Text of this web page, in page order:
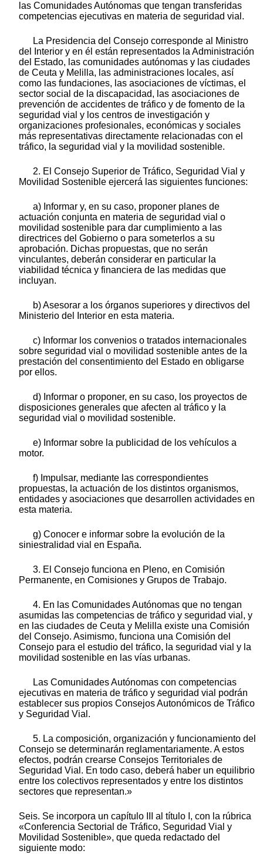
las Comunidades Autónomas que tengan transferidas
competencias ejecutivas en materia de seguridad vial.
La Presidencia del Consejo corresponde al Ministro
del Interior y en él están representados la Administración
del Estado, las comunidades autónomas y las ciudades
de Ceuta y Melilla, las administraciones locales, así
como las fundaciones, las asociaciones de víctimas, el
sector social de la discapacidad, las asociaciones de
prevención de accidentes de tráfico y de fomento de la
seguridad vial y los centros de investigación y
organizaciones profesionales, económicas y sociales
más representativas directamente relacionadas con el
tráfico, la seguridad vial y la movilidad sostenible.
2. El Consejo Superior de Tráfico, Seguridad Vial y
Movilidad Sostenible ejercerá las siguientes funciones:
a) Informar y, en su caso, proponer planes de
actuación conjunta en materia de seguridad vial o
movilidad sostenible para dar cumplimiento a las
directrices del Gobierno o para someterlos a su
aprobación. Dichas propuestas, que no serán
vinculantes, deberán considerar en particular la
viabilidad técnica y financiera de las medidas que
incluyan.
b) Asesorar a los órganos superiores y directivos del
Ministerio del Interior en esta materia.
c) Informar los convenios o tratados internacionales
sobre seguridad vial o movilidad sostenible antes de la
prestación del consentimiento del Estado en obligarse
por ellos.
d) Informar o proponer, en su caso, los proyectos de
disposiciones generales que afecten al tráfico y la
seguridad vial o movilidad sostenible.
e) Informar sobre la publicidad de los vehículos a
motor.
f) Impulsar, mediante las correspondientes
propuestas, la actuación de los distintos organismos,
entidades y asociaciones que desarrollen actividades en
esta materia.
g) Conocer e informar sobre la evolución de la
siniestralidad vial en España.
3. El Consejo funciona en Pleno, en Comisión
Permanente, en Comisiones y Grupos de Trabajo.
4. En las Comunidades Autónomas que no tengan
asumidas las competencias de tráfico y seguridad vial, y
en las ciudades de Ceuta y Melilla existe una Comisión
del Consejo. Asimismo, funciona una Comisión del
Consejo para el estudio del tráfico, la seguridad vial y la
movilidad sostenible en las vías urbanas.
Las Comunidades Autónomas con competencias
ejecutivas en materia de tráfico y seguridad vial podrán
establecer sus propios Consejos Autonómicos de Tráfico
y Seguridad Vial.
5. La composición, organización y funcionamiento del
Consejo se determinarán reglamentariamente. A estos
efectos, podrán crearse Consejos Territoriales de
Seguridad Vial. En todo caso, deberá haber un equilibrio
entre los colectivos representados y entre los distintos
sectores que representan.»
Seis. Se incorpora un capítulo III al título I, con la rúbrica
«Conferencia Sectorial de Tráfico, Seguridad Vial y
Movilidad Sostenible», que queda redactado del
siguiente modo: